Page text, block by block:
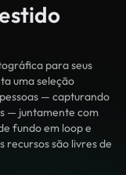
para seus
uma seleção
— capturando
— juntamente com
fundo em loop e
recursos são livres de